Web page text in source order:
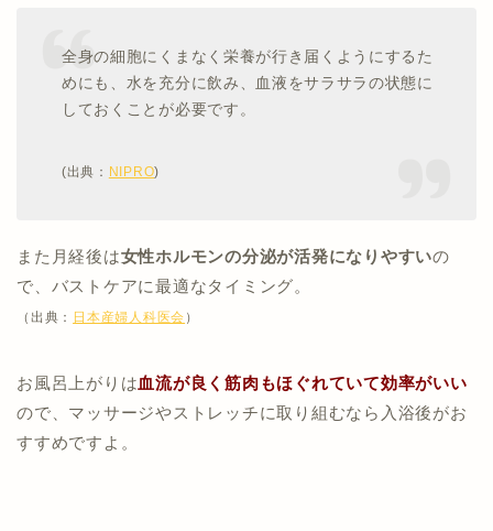
全身の細胞にくまなく栄養が行き届くようにするた
めにも、水を充分に飲み、血液をサラサラの状態に
しておくことが必要です。
(出典： NIPRO)
また月経後は女性ホルモンの分泌が活発になりやすいの
で、バストケアに最適なタイミング。
（出典： 日本産婦人科医会 ）
お風呂上がりは血流が良く筋肉もほぐれていて効率がいい
ので、マッサージやストレッチに取り組むなら入浴後がお
すすめですよ。